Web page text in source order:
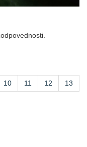
10 11 12 13